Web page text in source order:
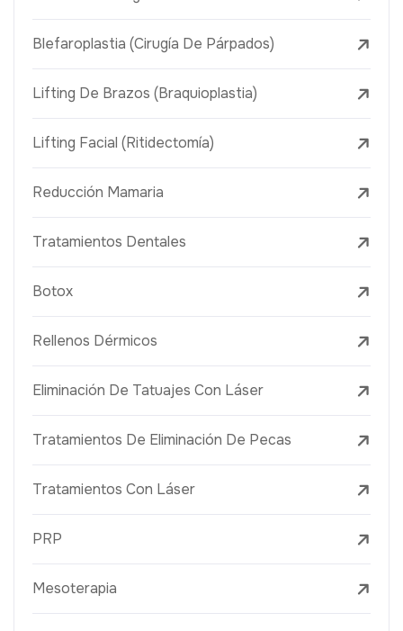
Blefaroplastia (Cirugía De Párpados)
Lifting De Brazos (Braquioplastia)
Lifting Facial (Ritidectomía)
Reducción Mamaria
Tratamientos Dentales
Botox
Rellenos Dérmicos
Eliminación De Tatuajes Con Láser
Tratamientos De Eliminación De Pecas
Tratamientos Con Láser
PRP
Mesoterapia